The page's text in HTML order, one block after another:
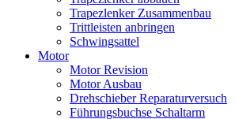
Trapezlenker Zusammenbau
Trittleisten anbringen
Schwingsattel
Motor
Motor Revision
Motor Ausbau
Drehschieber Reparaturversuch
Führungsbuchse Schaltarm